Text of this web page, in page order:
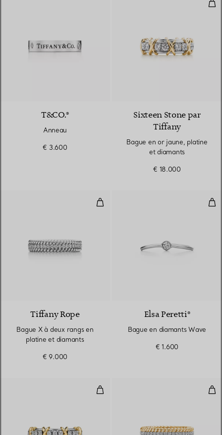
T&CO.®
Anneau
€ 3.600
Sixteen Stone par
Tiffany
Bague en or jaune, platine
et diamants
€ 18.000
Bague X à deux rangs en
Tiffany Rope
Bague X à deux rangs en
platine et diamants
€ 9.000
Elsa Peretti®
Bague en diamants Wave
€ 1.600
Bague en platine, or jaune et